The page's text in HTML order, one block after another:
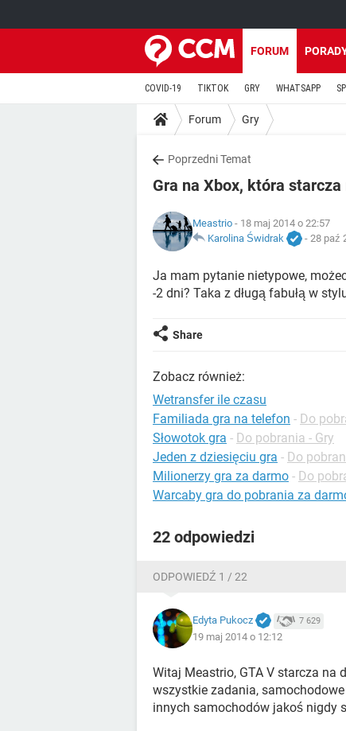
FORUM
COVID-19 TIKTOK GRY WHATSAPP
Forum Gry
Poprzedni Temat
Gra na Xbox, która starcza
Meastrio - 18 maj 2014 o 22:57
Karolina Świdrak
- 28 paź
Ja mam pytanie nietypowe,
-2 dni? Taka z długą fabułą w
Share
Zobacz również:
Wetransfer ile czasu
Familiada gra na telefon - Do
Słowotok gra - Do pobrania - Gry
Jeden z dziesięciu gra - Do
Milionerzy gra za darmo - Do
Warcaby gra do pobrania za
22 odpowiedzi
ODPOWIEDŹ 1 / 22
Edyta Pukocz 7 629
19 maj 2014 o 12:12
Witaj Meastrio, GTA V starcza na
wszystkie zadania,
innych samochodów jakoś nigdy